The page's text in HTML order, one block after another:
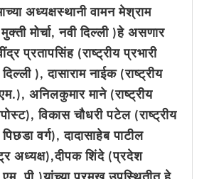
अध्यक्षस्थानी वामन मेश्राम
मोर्चा, नवी दिल्ली )हे असणार
प्रतापसिंह (राष्ट्रीय प्रभारी
), दासाराम नाईक (राष्ट्रीय
अनिलकुमार माने (राष्ट्रीय
विकास चौधरी पटेल (राष्ट्रीय
वर्ग), दादासाहेब पाटील
अध्यक्ष),दीपक शिंदे (प्रदेश